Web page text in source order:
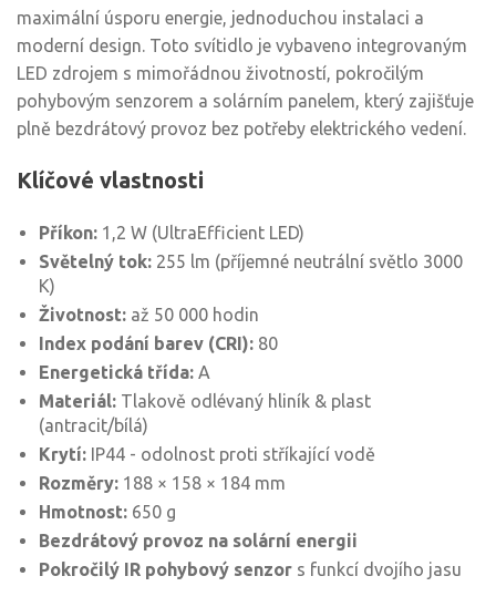
maximální úsporu energie, jednoduchou instalaci a
moderní design. Toto svítidlo je vybaveno integrovaným
LED zdrojem s mimořádnou životností, pokročilým
pohybovým senzorem a solárním panelem, který zajišťuje
plně bezdrátový provoz bez potřeby elektrického vedení.
Klíčové vlastnosti
Příkon: 1,2 W (UltraEfficient LED)
Světelný tok: 255 lm (příjemné neutrální světlo 3000
K)
Životnost: až 50 000 hodin
Index podání barev (CRI): 80
Energetická třída: A
Materiál: Tlakově odlévaný hliník & plast
(antracit/bílá)
Krytí: IP44 - odolnost proti stříkající vodě
Rozměry: 188 × 158 × 184 mm
Hmotnost: 650 g
Bezdrátový provoz na solární energii
Pokročilý IR pohybový senzor s funkcí dvojího jasu